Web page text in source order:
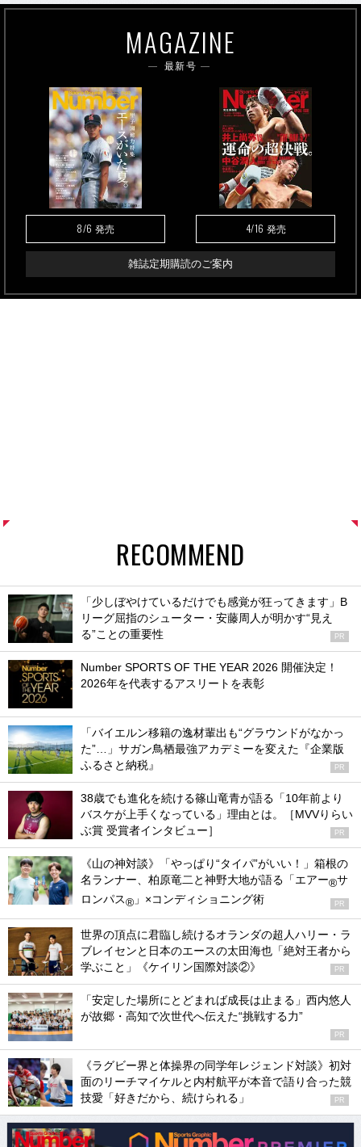
MAGAZINE
最新号
8/6 発売 4/16 発売
雑誌定期購読のご案内
RECOMMEND
「少しぼやけているだけでも感覚が狂ってきます」B
リーグ屈指のシューター・安藤周人が明かす“見え
る”ことの重要性
PR
Number SPORTS OF THE YEAR 2026 開催決定！
2026年を代表するアスリートを表彰
「バイエルン移籍の逸材輩出も“グラウンドがなかっ
た”…」サガン鳥栖最強アカデミーを変えた『企業版
ふるさと納税』
PR
38歳でも進化を続ける篠山竜青が語る「10年前より
バスケが上手くなっている」理由とは。［MVVりらい
ぶ賞 受賞者インタビュー］
PR
《山の神対談》「やっぱり“タイパ”がいい！」箱根の
名ランナー、柏原竜二と神野大地が語る「エアー®サ
ロンパス® 」×コンディショニング術 PR
世界の頂点に君臨し続けるオランダの超人ハリー・ラ
ブレイセンと日本のエースの太田海也「絶対王者から
学ぶこと」《ケイリン国際対談②》
PR
「安定した場所にとどまれば成長は止まる」西内悠人
が故郷・高知で次世代へ伝えた“挑戦する力”
PR
《ラグビー界と体操界の同学年レジェンド対談》初対
面のリーチマイケルと内村航平が本音で語り合った競
技愛「好きだから、続けられる」
PR